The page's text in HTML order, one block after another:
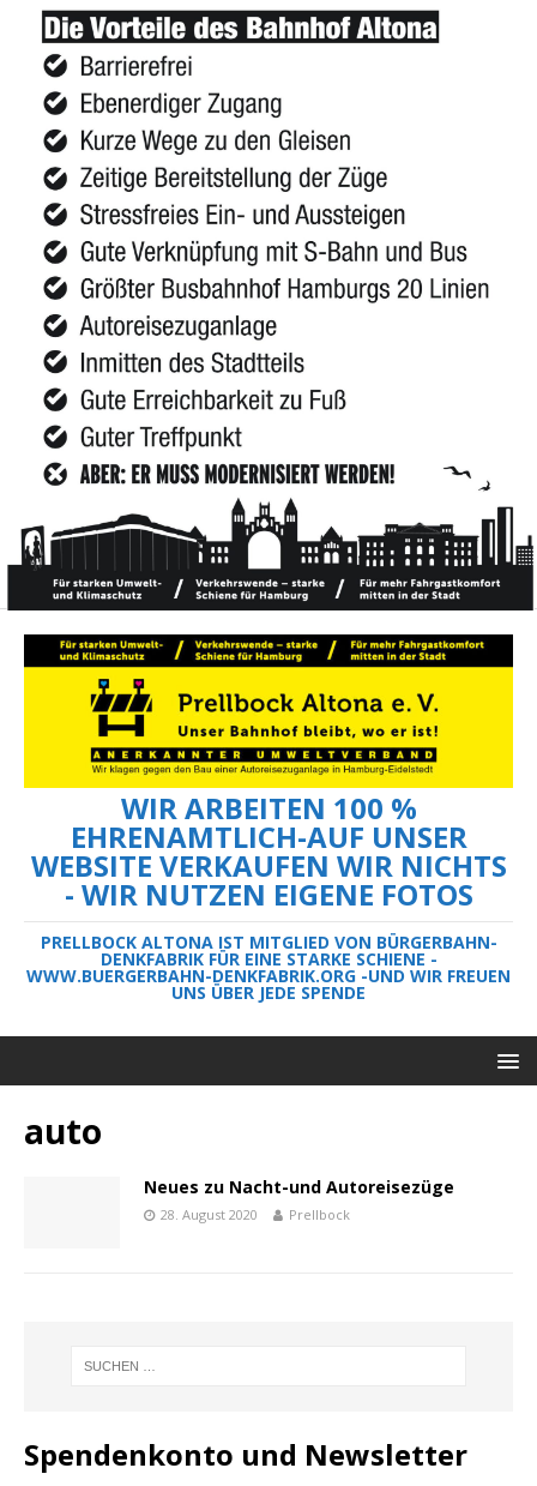
WIR ARBEITEN 100 %
EHRENAMTLICH-AUF UNSER
WEBSITE VERKAUFEN WIR NICHTS
- WIR NUTZEN EIGENE FOTOS
PRELLBOCK ALTONA IST MITGLIED VON BÜRGERBAHN-
DENKFABRIK FÜR EINE STARKE SCHIENE -
WWW.BUERGERBAHN-DENKFABRIK.ORG -UND WIR FREUEN
UNS ÜBER JEDE SPENDE
auto
Neues zu Nacht-und Autoreisezüge
28. August 2020 Prellbock
Spendenkonto und Newsletter